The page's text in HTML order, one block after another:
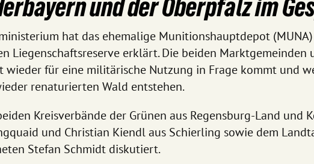
und der Oberpfalz im
hat das ehemalige Munitionshauptdepot
Liegenschaftsreserve erklärt. Die beiden
wieder für eine militärische Nutzung in Frage kommt und
renaturierten Wald entstehen.
Kreisverbände der Grünen aus Regensburg-Land
und Christian Kiendl aus Schierling sowie dem
Stefan Schmidt diskutiert.